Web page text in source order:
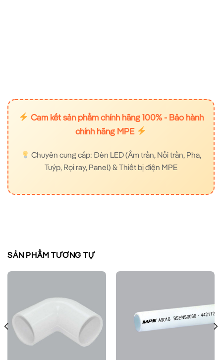
Cam kết sản phẩm chính hãng 100% - Bảo hành
chính hãng MPE
Chuyên cung cấp: Đèn LED (Âm trần, Nổi trần, Pha,
Tuýp, Rọi ray, Panel) & Thiết bị điện MPE
SẢN PHẨM TƯƠNG TỰ